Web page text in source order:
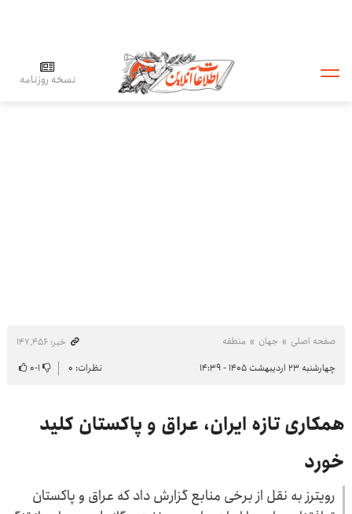
نسخه روزنامه
صفحه اصلی جهان منطقه
خبر: ۱۴۷٬۴۵۶
چهارشنبه ۲۳ اردیبهشت ۱۴۰۵ - ۱۴:۳۹
نظرات: ۰ ۱-۰
همکاری تازه ایران، عراق و پاکستان کلید
خورد
رویترز به نقل از برخی منابع گزارش داد که عراق و پاکستان